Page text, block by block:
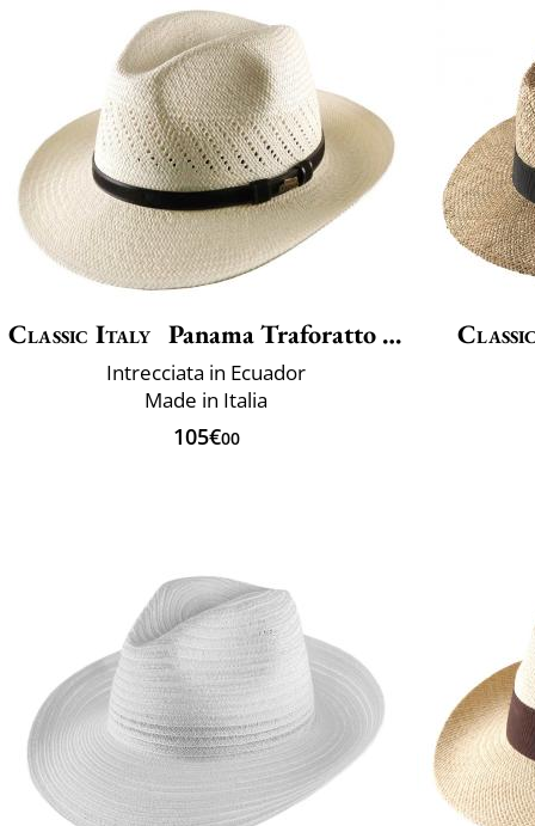
Classic Italy Panama Traforatto Belt
Intrecciata in Ecuador
Made in Italia
105€00